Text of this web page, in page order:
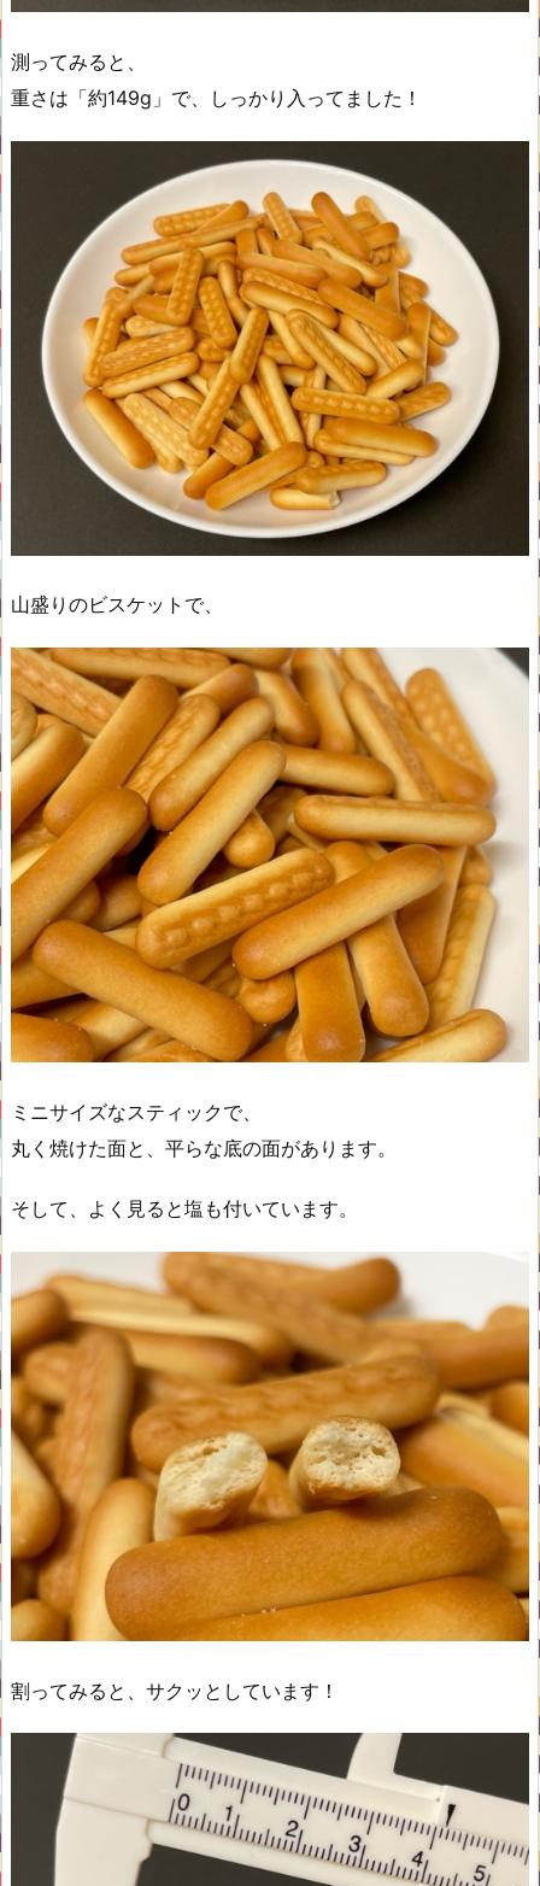
測ってみると、
重さは「約149g」で、しっかり入ってました！
山盛りのビスケットで、
ミニサイズなスティックで、
丸く焼けた面と、平らな底の面があります。
そして、よく見ると塩も付いています。
割ってみると、サクッとしています！